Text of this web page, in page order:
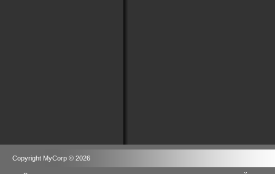
Copyright MyCorp © 2026